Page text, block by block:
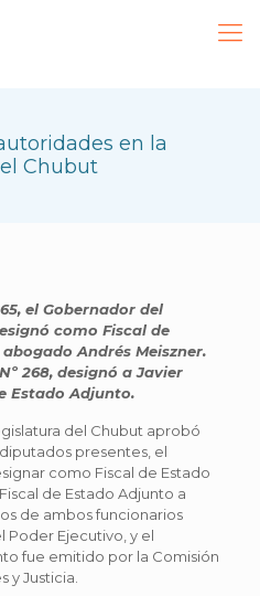
en la
Chubut
el Gobernador del
como Fiscal de
Andrés Meiszner.
268, designó a Javier
Estado Adjunto.
del Chubut aprobó
presentes, el
como Fiscal de Estado
de Estado Adjunto a
de ambos funcionarios
Poder Ejecutivo, y el
fue emitido por la Comisión
y Justicia.